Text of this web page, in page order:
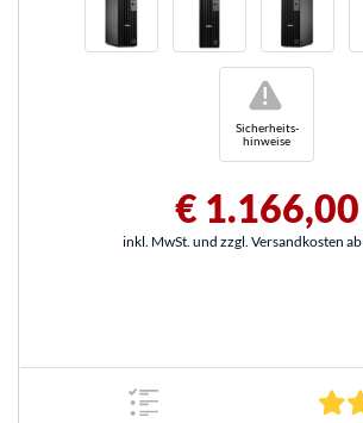
Sicherheits-
hinweise
!
€ 1.166,00
inkl. MwSt. und zzgl. Versandkosten ab